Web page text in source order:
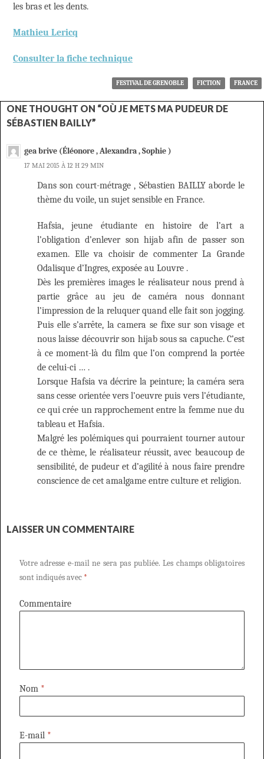
les bras et les dents.
Mathieu Lericq
Consulter la fiche technique
FESTIVAL DE GRENOBLE FICTION FRANCE
ONE THOUGHT ON “OÙ JE METS MA PUDEUR DE
SÉBASTIEN BAILLY”
gea brive (Éléonore , Alexandra , Sophie )
17 MAI 2015 À 12 H 29 MIN
Dans son court-métrage , Sébastien BAILLY aborde le
thème du voile, un sujet sensible en France.
Hafsia, jeune étudiante en histoire de l’art a
l’obligation d’enlever son hijab afin de passer son
examen. Elle va choisir de commenter La Grande
Odalisque d’Ingres, exposée au Louvre .
Dès les premières images le réalisateur nous prend à
partie grâce au jeu de caméra nous donnant
l’impression de la reluquer quand elle fait son jogging.
Puis elle s’arrête, la camera se fixe sur son visage et
nous laisse découvrir son hijab sous sa capuche. C’est
à ce moment-là du film que l’on comprend la portée
de celui-ci … .
Lorsque Hafsia va décrire la peinture; la caméra sera
sans cesse orientée vers l’oeuvre puis vers l’étudiante,
ce qui crée un rapprochement entre la femme nue du
tableau et Hafsia.
Malgré les polémiques qui pourraient tourner autour
de ce thème, le réalisateur réussit, avec beaucoup de
sensibilité, de pudeur et d’agilité à nous faire prendre
conscience de cet amalgame entre culture et religion.
LAISSER UN COMMENTAIRE
Votre adresse e-mail ne sera pas publiée. Les champs obligatoires
sont indiqués avec *
Commentaire
Nom *
E-mail *